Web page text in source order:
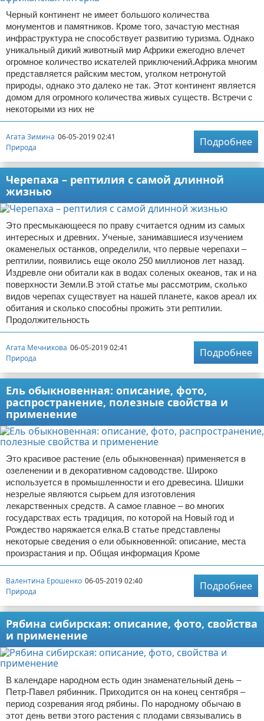
Черный континент не имеет большого количества
монументов и памятников. Кроме того, зачастую местная
инфраструктура не способствует развитию туризма. Однако
уникальный дикий животный мир Африки ежегодно влечет
огромное количество искателей приключений.Африка многим
представляется райским местом, уголком нетронутой
природы, однако это далеко не так. Этот континент является
домом для огромного количества живых существ. Встречи с
некоторыми из них не
Агата Зимина 06-05-2019 02:41
Природа
Подробнее
Черепаха – рептилия с самой длинной
жизнью
Это пресмыкающееся по праву считается одним из самых
интересных и древних. Ученые, занимавшиеся изучением
окаменелых останков, определили, что первые черепахи –
рептилии, появились еще около 250 миллионов лет назад.
Издревле они обитали как в водах соленых океанов, так и на
поверхности Земли.В этой статье мы рассмотрим, сколько
видов черепах существует на нашей планете, каков ареал их
обитания и сколько способны прожить эти рептилии.
Продолжительность
Агата Мечникова 06-05-2019 02:41
Природа
Подробнее
Ель обыкновенная: описание, фото,
распространение, полезные свойства и
применение
Это красивое растение (ель обыкновенная) применяется в
озеленении и в декоративном садоводстве. Широко
используется в промышленности и его древесина. Шишки
незрелые являются сырьем для изготовления
лекарственных средств. А самое главное – во многих
государствах есть традиция, по которой на Новый год и
Рождество наряжается елка.В статье представлены
некоторые сведения о ели обыкновенной: описание, места
произрастания и пр. Общая информация Кроме
Валентина Ерошенко 06-05-2019 02:40
Природа
Подробнее
Рябина сибирская: описание, фото, свойства
и применение
В календаре народном есть один знаменательный день –
Петр-Павел рябинник. Приходится он на конец сентября –
период созревания ягод рябины. По народному обычаю в
этот день ветви этого растения с плодами связывались в